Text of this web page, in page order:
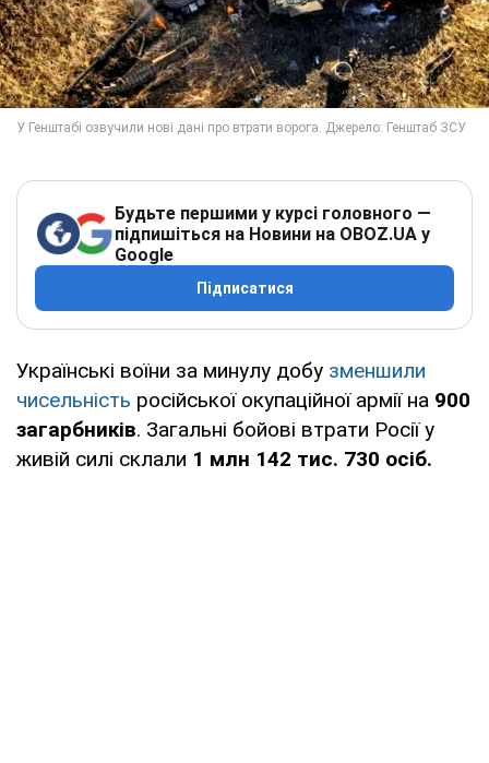
Будьте першими у курсі головного —
підпишіться на Новини на OBOZ.UA у
Google
Підписатися
Українські воїни за минулу добу зменшили
чисельність російської окупаційної армії на 900
загарбників. Загальні бойові втрати Росії у
живій силі склали 1 млн 142 тис. 730 осіб.